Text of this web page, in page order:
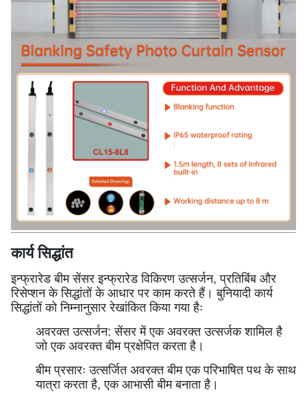
कार्य सिद्धांत
इन्फ्रारेड बीम सेंसर इन्फ्रारेड विकिरण उत्सर्जन, प्रतिबिंब और
रिसेप्शन के सिद्धांतों के आधार पर काम करते हैं। बुनियादी कार्य
सिद्धांतों को निम्नानुसार रेखांकित किया गया हैः
अवरक्त उत्सर्जन: सेंसर में एक अवरक्त उत्सर्जक शामिल है
जो एक अवरक्त बीम प्रक्षेपित करता है।
बीम प्रसारः उत्सर्जित अवरक्त बीम एक परिभाषित पथ के साथ
यात्रा करता है, एक आभासी बीम बनाता है।